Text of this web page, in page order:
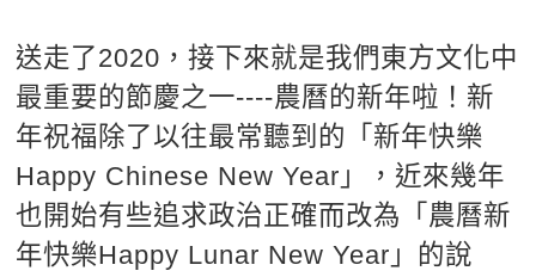
英文寫作
TED Talks
CNN聽力強化
新聞英文
送走了2020，接下來就是我們東方文化中
最重要的節慶之一----農曆的新年啦！新
年祝福除了以往最常聽到的「新年快樂
Happy Chinese New Year」，近來幾年
也開始有些追求政治正確而改為「農曆新
年快樂Happy Lunar New Year」的說